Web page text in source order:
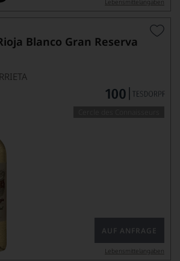
Lebensmittel­angaben
Blanco Gran Reserva
AUF ANFRAGE
Lebensmittel­angaben